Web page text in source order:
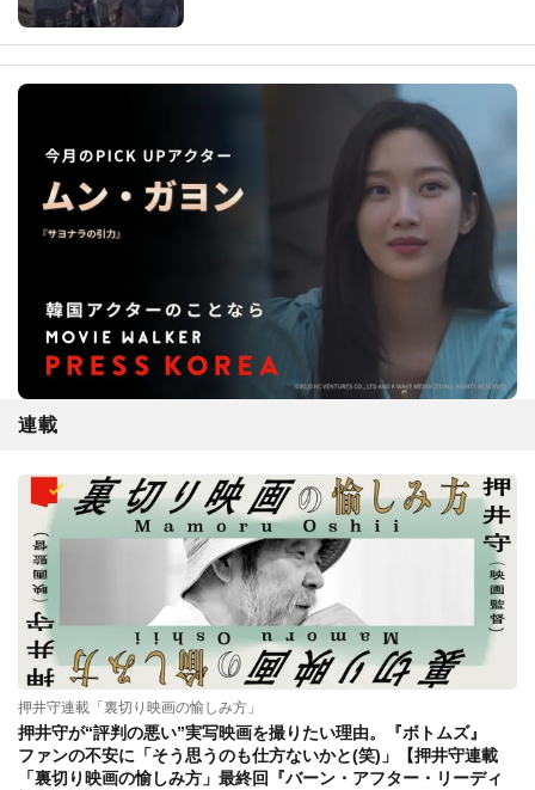
連載
押井守連載「裏切り映画の愉しみ方」
押井守が“評判の悪い”実写映画を撮りたい理由。『ボトムズ』
ファンの不安に「そう思うのも仕方ないかと(笑)」【押井守連載
「裏切り映画の愉しみ方」最終回『バーン・アフター・リーディ